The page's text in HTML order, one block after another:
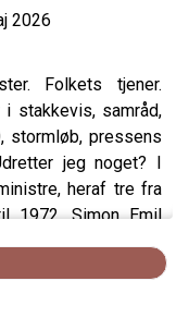
2026
Folkets tjener.
stakkevis, samråd,
stormløb, pressens
jeg noget? I
heraf tre fra
1972. Simon Emil
2016-
“Ministertid”